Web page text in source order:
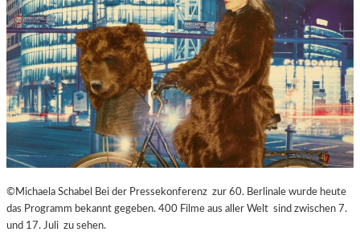
©Michaela Schabel Bei der Pressekonferenz zur 60. Berlinale wurde heute
das Programm bekannt gegeben. 400 Filme aus aller Welt sind zwischen 7.
und 17. Juli zu sehen.